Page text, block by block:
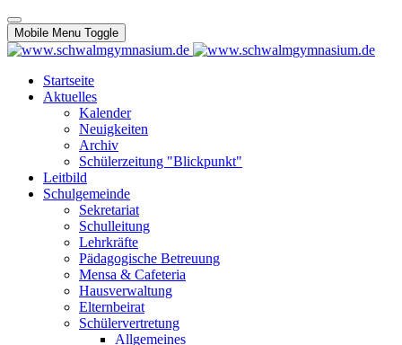
Mobile Menu Toggle
Startseite
Aktuelles
Kalender
Neuigkeiten
Archiv
Schülerzeitung "Blickpunkt"
Leitbild
Schulgemeinde
Sekretariat
Schulleitung
Lehrkräfte
Pädagogische Betreuung
Mensa & Cafeteria
Hausverwaltung
Elternbeirat
Schülervertretung
Allgemeines